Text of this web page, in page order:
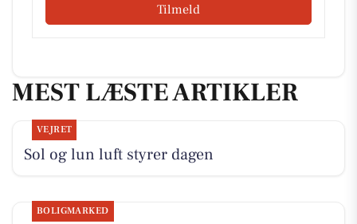
Tilmeld
MEST LÆSTE ARTIKLER
VEJRET
Sol og lun luft styrer dagen
BOLIGMARKED